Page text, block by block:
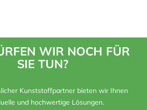
WIR NOCH FÜR
SIE TUN?
Kunststoffpartner bieten wir Ihnen
und hochwertige Lösungen.